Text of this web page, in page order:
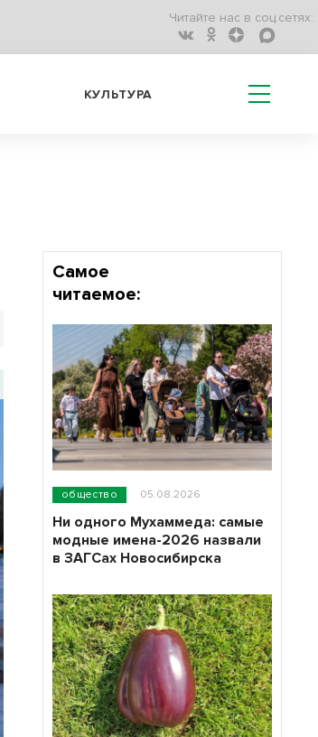
Читайте нас в соц.сетях:
КУЛЬТУРА
Самое
читаемое:
общество 05.08.2026
Ни одного Мухаммеда: самые
модные имена-2026 назвали
в ЗАГСах Новосибирска